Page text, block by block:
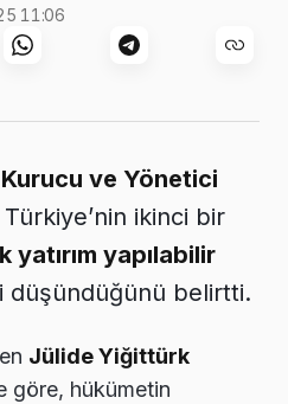
11:06
ve Yönetici
Türkiye’nin ikinci bir
yatırım yapılabilir
düşündüğünü belirtti.
Jülide Yiğittürk
göre, hükümetin